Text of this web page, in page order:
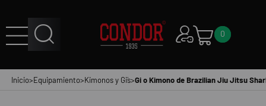
0
Inicio>Equipamiento>Kimonos y Gi´s>Gi o Kimono de Brazilian Jiu Jitsu